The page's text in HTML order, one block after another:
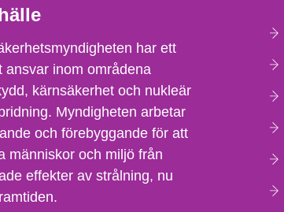
har ett
ansvar inom områdena
kärnsäkerhet och nukleär
Myndigheten arbetar
och förebyggande för att
människor och miljö från
effekter av strålning, nu